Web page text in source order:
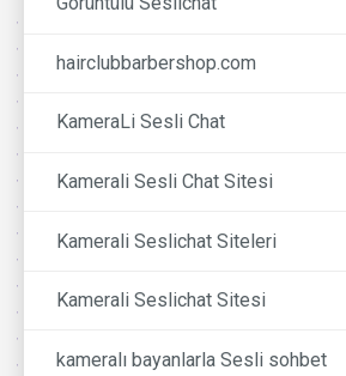
hairclubbarbershop.com
KameraLi Sesli Chat
Kamerali Sesli Chat Sitesi
Kamerali Seslichat Siteleri
Kamerali Seslichat Sitesi
kameralı bayanlarla Sesli sohbet